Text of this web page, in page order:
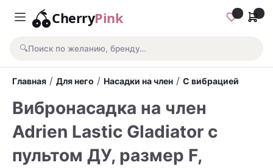
CherryPink
🔍Поиск по желанию, бренду…
Главная / Для него / Насадки на член / С вибрацией
Вибронасадка на член
Adrien Lastic Gladiator с
пультом ДУ, размер F,